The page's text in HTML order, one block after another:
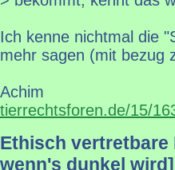
Ich kenne nichtmal die
mehr sagen (mit bezug
Achim
tierrechtsforen.de/15/
Ethisch vertretbare
wenn's dunkel wird]